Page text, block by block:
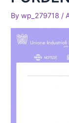
Bywp_279718 /